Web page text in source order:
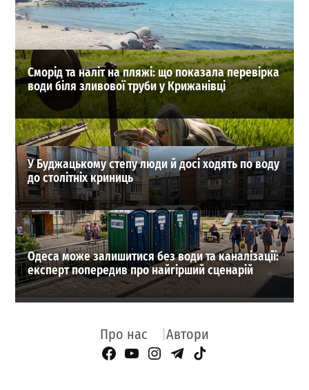
04-08-2026 в 17:28
ВИБІР РЕДАКЦІЇ
Сморід та наліт на пляжі: що показала перевірка
води біля зливової труби у Крижанівці
У Буджацькому степу люди й досі ходять по воду
до столітніх криниць
Одеса може залишитися без води та каналізації:
експерт попередив про найгірший сценарій
Про нас Автори
Facebook Page
YouTube
Instagram
Telegram
TikTok